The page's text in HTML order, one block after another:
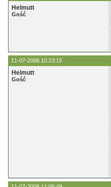
Helmutt
Gość
11-07-2006 10:23:15
Helmutt
Gość